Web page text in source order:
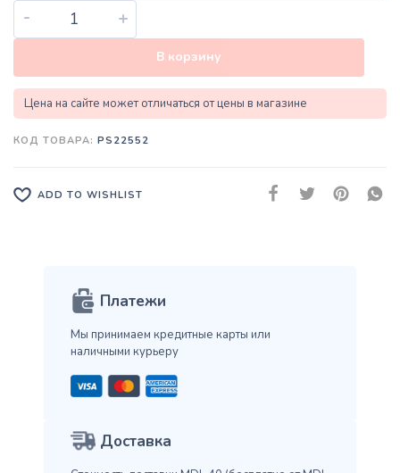
- +
В корзину
Цена на сайте может отличаться от цены в магазине
КОД ТОВАРА: PS22552
ADD TO WISHLIST
Платежи
Мы принимаем кредитные карты или
наличными курьеру
Доставка